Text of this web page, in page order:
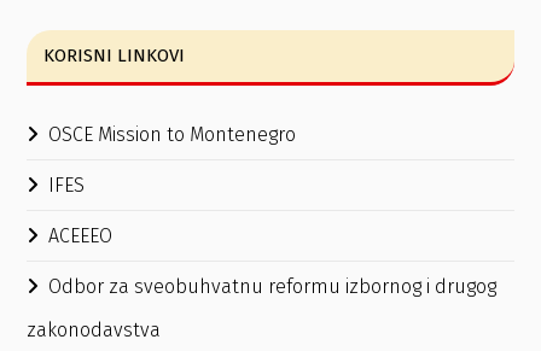
KORISNI LINKOVI
OSCE Mission to Montenegro
IFES
ACEEEO
Odbor za sveobuhvatnu reformu izbornog i drugog
zakonodavstva